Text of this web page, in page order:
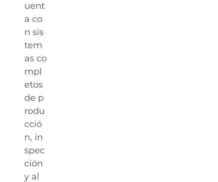
uent
a co
n sis
tem
as co
mpl
etos
de p
rodu
cció
n, in
spec
ción
y al